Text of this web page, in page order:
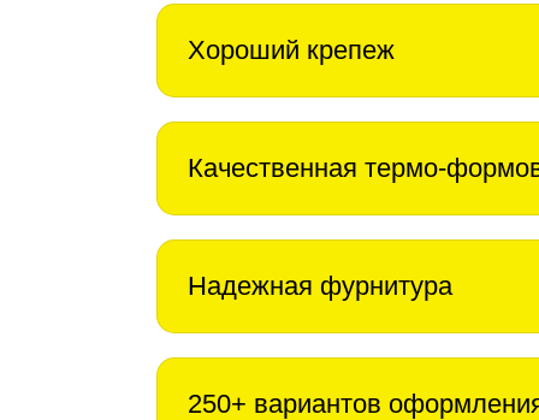
Хороший крепеж
Качественная термо-
Надежная фурнитура
250+ вариантов